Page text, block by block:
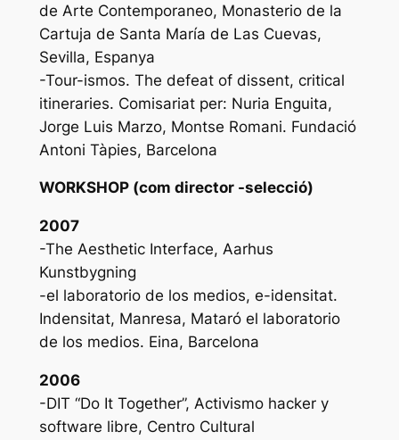
de Arte Contemporaneo, Monasterio de la
Cartuja de Santa María de Las Cuevas,
Sevilla, Espanya
-Tour-ismos. The defeat of dissent, critical
itineraries. Comisariat per: Nuria Enguita,
Jorge Luis Marzo, Montse Romani. Fundació
Antoni Tàpies, Barcelona
WORKSHOP (com director -selecció)
2007
-The Aesthetic Interface, Aarhus
Kunstbygning
-el laboratorio de los medios, e-idensitat.
Indensitat, Manresa, Mataró el laboratorio
de los medios. Eina, Barcelona
2006
-DIT “Do It Together”, Activismo hacker y
software libre, Centro Cultural